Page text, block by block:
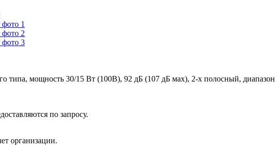
типа, мощность 30/15 Вт (100В), 92 дБ (107 дБ мах), 2-х полосный,
по запросу.
организации.